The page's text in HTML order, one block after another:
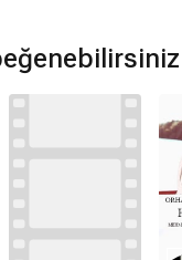
devam dizisi